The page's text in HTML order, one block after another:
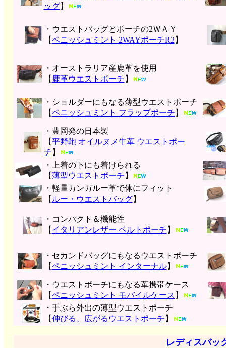
ッグ】
・ウエストバッグとポーチの2ＷＡＹ
【ペニッシュミント 2WAYポーチR2 】
・オーストラリア産鹿革を使用
【 鹿革ウエストポーチ 】
・ショルダーにもなる薄型ウエストポーチ
【ペニッシュミント フラップポーチ 】
・豊岡発の日本製
【平野鞄 オイルヌメ牛革 ウエストポー
チ 】
・上着の下にも着けられる
【薄型ウエストポーチ 】
・軽量カンガルー革で体にフィット
【 ルー・ウエストバッグ】
・コンパクト＆機能性
【 イタリアンレザー ベルトポーチ 】
・セカンドバッグにもなるウエストポーチ
【ペニッシュミント インターナル】
・ウエストポーチにもなる革携帯ケース
【ペニッシュミント モバイルケース 】
・手ぶら外出の薄型ウエストポーチ
【伸びる、広がるウエストポーチ 】
レディスバッ